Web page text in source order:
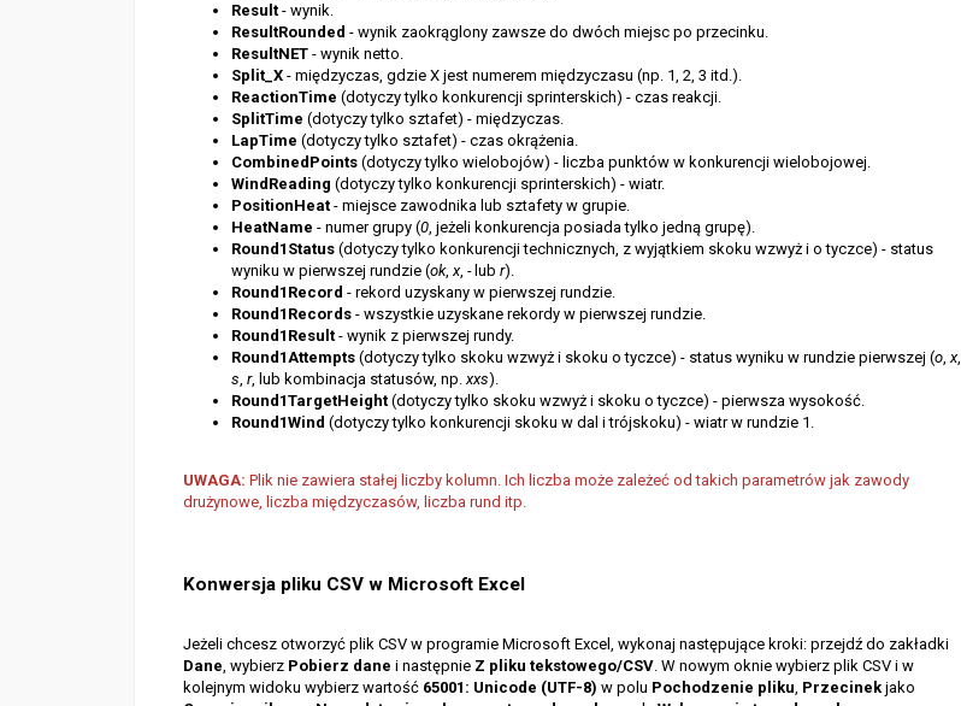
Result - wynik.
ResultRounded - wynik zaokrąglony zawsze do dwóch miejsc po przecinku.
ResultNET - wynik netto.
Split_X - międzyczas, gdzie X jest numerem międzyczasu (np. 1, 2, 3 itd.).
ReactionTime (dotyczy tylko konkurencji sprinterskich) - czas reakcji.
SplitTime (dotyczy tylko sztafet) - międzyczas.
LapTime (dotyczy tylko sztafet) - czas okrążenia.
CombinedPoints (dotyczy tylko wielobojów) - liczba punktów w konkurencji wielobojowej.
WindReading (dotyczy tylko konkurencji sprinterskich) - wiatr.
PositionHeat - miejsce zawodnika lub sztafety w grupie.
HeatName - numer grupy (0, jeżeli konkurencja posiada tylko jedną grupę).
Round1Status (dotyczy tylko konkurencji technicznych, z wyjątkiem skoku wzwyż i o tyczce) - status
wyniku w pierwszej rundzie (ok, x, - lub r).
Round1Record - rekord uzyskany w pierwszej rundzie.
Round1Records - wszystkie uzyskane rekordy w pierwszej rundzie.
Round1Result - wynik z pierwszej rundy.
Round1Attempts (dotyczy tylko skoku wzwyż i skoku o tyczce) - status wyniku w rundzie pierwszej (o, x,
s, r, lub kombinacja statusów, np. xxs).
Round1TargetHeight (dotyczy tylko skoku wzwyż i skoku o tyczce) - pierwsza wysokość.
Round1Wind (dotyczy tylko konkurencji skoku w dal i trójskoku) - wiatr w rundzie 1.
UWAGA: Plik nie zawiera stałej liczby kolumn. Ich liczba może zależeć od takich parametrów jak zawody
drużynowe, liczba międzyczasów, liczba rund itp.
Konwersja pliku CSV w Microsoft Excel
Jeżeli chcesz otworzyć plik CSV w programie Microsoft Excel, wykonaj następujące kroki: przejdź do zakładki
Dane, wybierz Pobierz dane i następnie Z pliku tekstowego/CSV. W nowym oknie wybierz plik CSV i w
kolejnym widoku wybierz wartość 65001: Unicode (UTF-8) w polu Pochodzenie pliku, Przecinekjako